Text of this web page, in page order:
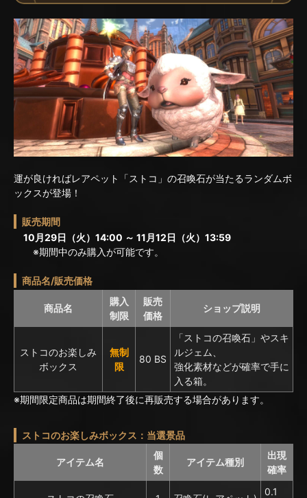
運が良ければレアペット「ストコ」の召喚石が当たるランダムボ
ックスが登場！
販売期間
10月29日（火）14:00 ～ 11月12日（火）13:59
※期間中のみ購入が可能です。
商品名/販売価格
商品名
購入
制限
販売
価格
ショップ説明
ストコのお楽しみ
ボックス
無制
限
80 BS
「ストコの召喚石」やスキ
ルジェム、
強化素材などが確率で手に
入る箱。
※期間限定商品は期間終了後に再販売する場合があります。
ストコのお楽しみボックス：当選景品
アイテム名
個
数
アイテム種別
出現
確率
0.1